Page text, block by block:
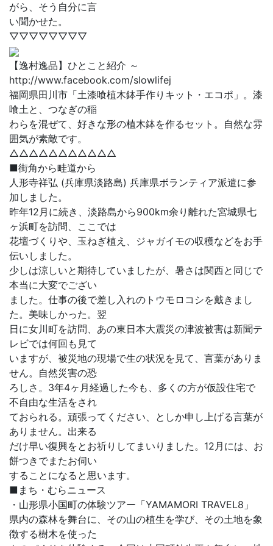
がら、そう自分に言
い聞かせた。
▽▽▽▽▽▽▽▽
【逸村逸品】ひとこと紹介 ～
http://www.facebook.com/slowlifej
福岡県田川市「土漆喰植木鉢手作りキット・エコポ」。漆
喰土と、つなぎの稲
わらを混ぜて、好きな形の植木鉢を作るセット。自然な雰
囲気が素敵です。
△△△△△△△△△△△
■街角から畦道から
人形寺祥弘 (兵庫県淡路島) 兵庫県ボランティア派遣に参
加しました。
昨年12月に続き、淡路島から900km余り離れた宮城県七
ヶ浜町を訪問、ここでは
花壇づくりや、玉ねぎ植え、ジャガイモの収穫などをお手
伝いしました。
少しは涼しいと期待していましたが、暑さは関西と同じで
本当に大変でござい
ました。仕事の後で差し入れのトウモロコシを戴きまし
た。美味しかった。翌
日に女川町を訪問、あの東日本大震災の津波被害は新聞テ
レビでは何回も見て
いますが、被災地の現場で生の状況を見て、言葉がありま
せん。自然災害の恐
ろしさ。3年4ヶ月経過した今も、多くの方が仮設住宅で
不自由な生活をされ
ておられる。頑張ってください、としか申し上げる言葉が
ありません。出来る
だけ早い復興をとお祈りしてまいりました。12月には、お
餅つきでまたお伺い
することになると思います。
■まち・むらニュース
・山形県小国町の体験ツアー「YAMAMORI TRAVEL8」
県内の森林を舞台に、その山の植生を学び、その土地を象
徴する樹木を使った